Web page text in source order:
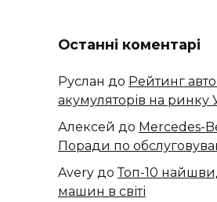
Останні коментарі
Руслан до Рейтинг
акумуляторів на ринку
Алексей до ​​Mercedes-
Поради по
Avery доТоп-10
машин в світі